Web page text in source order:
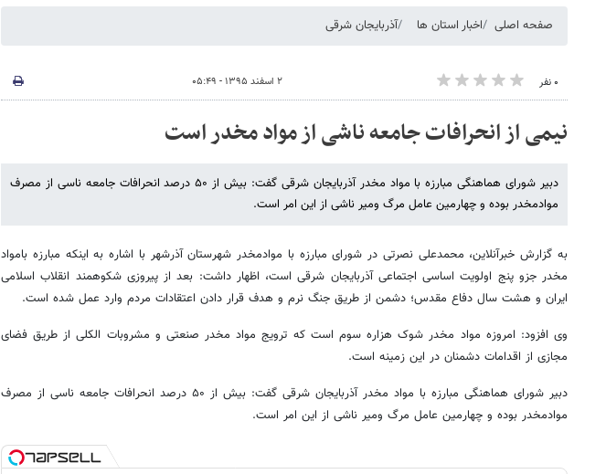
صفحه اصلی اخبار استان ها آذربایجان شرقی
۰ نفر ۲ اسفند ۱۳۹۵ - ۰۵:۴۹
نیمی از انحرافات جامعه ناشی از مواد مخدر است
دبیر شورای هماهنگی مبارزه با مواد مخدر آذربایجان شرقی گفت: بیش از ۵۰ درصد انحرافات جامعه ناسی از مصرف
موادمخدر بوده و چهارمین عامل مرگ ومیر ناشی از این امر است.
به گزارش خبرآنلاین، محمدعلی نصرتی در شورای مبارزه با موادمخدر شهرستان آذرشهر با اشاره به اینکه مبارزه بامواد
مخدر جزو پنج اولویت اساسی اجتماعی آذربایجان‌ شرقی است، اظهار داشت: بعد از پیروزی شکوهمند انقلاب اسلامی
ایران و هشت سال دفاع مقدس؛ دشمن از طریق جنگ نرم و هدف قرار دادن اعتقادات مردم وارد عمل شده است.
وی افزود: امروزه مواد مخدر شوک هزاره سوم است که ترویج مواد مخدر صنعتی و مشروبات الکلی از طریق فضای
مجازی از اقدامات دشمنان در این زمینه است.
دبیر شورای هماهنگی مبارزه با مواد مخدر آذربایجان شرقی گفت: بیش از ۵۰ درصد انحرافات جامعه ناسی از مصرف
موادمخدر بوده و چهارمین عامل مرگ ومیر ناشی از این امر است.